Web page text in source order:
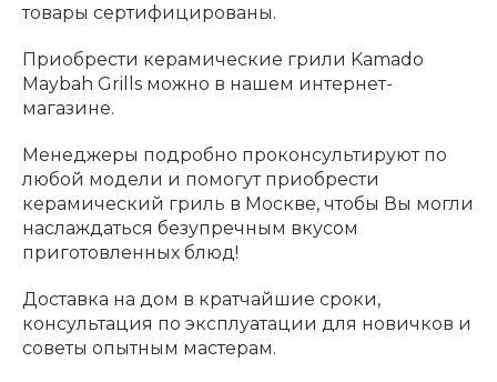
товары сертифицированы.
Приобрести керамические грили Kamado
Maybah Grills можно в нашем интернет-
магазине.
Менеджеры подробно проконсультируют по
любой модели и помогут приобрести
керамический гриль в Москве, чтобы Вы могли
наслаждаться безупречным вкусом
приготовленных блюд!
Доставка на дом в кратчайшие сроки,
консультация по эксплуатации для новичков и
советы опытным мастерам.